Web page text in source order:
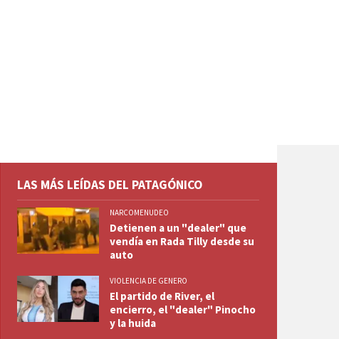
LAS MÁS LEÍDAS DEL PATAGÓNICO
NARCOMENUDEO
Detienen a un "dealer" que
vendía en Rada Tilly desde su
auto
VIOLENCIA DE GENERO
El partido de River, el
encierro, el "dealer" Pinocho
y la huida